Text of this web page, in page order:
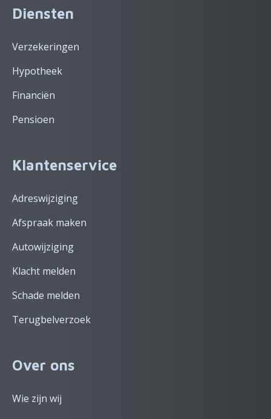
Diensten
Verzekeringen
Hypotheek
Financiën
Pensioen
Klantenservice
Adreswijziging
Afspraak maken
Autowijziging
Klacht melden
Schade melden
Terugbelverzoek
Over ons
Wie zijn wij